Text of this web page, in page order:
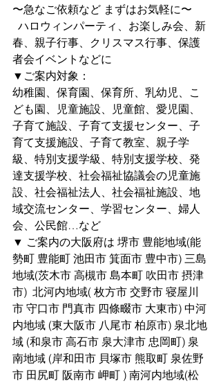
〜急なご依頼など まずはお気軽に〜
春、親子行事、クリスマス行事、保護
者会イベントなどに
▼ご案内対象：
幼稚園、保育園、保育所、乳幼児、こ
ども園、児童施設、児童館、愛児園、
子育て施設、子育て支援センター、子
育て支援施設、子育て教室、親子学
級、特別支援学級、特別支援学校、発
達支援学校、社会福祉協議会の児童施
設、社会福祉法人、社会福祉施設、地
域交流センター、学習センター、婦人
会、公民館…など
▼ ご案内の大阪府は 堺市 豊能地域(能
勢町 豊能町 池田市 箕面市 豊中市) 三島
地域(茨木市 高槻市 島本町 吹田市 摂津
市)  北河内地域( 枚方市 交野市 寝屋川
市 守口市 門真市 四條畷市 大東市) 中河
内地域 (東大阪市 八尾市 柏原市) 泉北地
域 (和泉市 高石市 泉大津市 忠岡町) 泉
南地域 (岸和田市 貝塚市 熊取町 泉佐野
市 田尻町 阪南市 岬町 ) 南河内地域(松